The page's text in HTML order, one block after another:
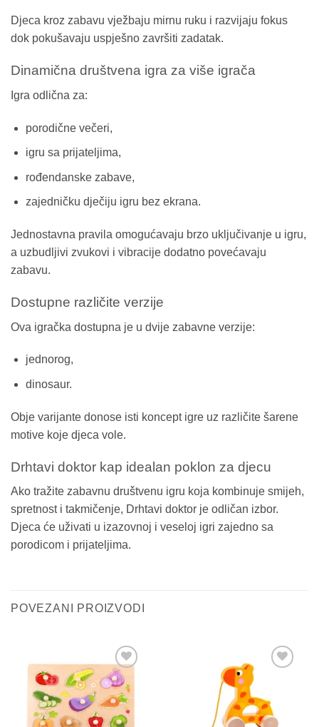
Djeca kroz zabavu vježbaju mirnu ruku i razvijaju fokus
dok pokušavaju uspješno završiti zadatak.
Dinamična društvena igra za više igrača
Igra odlična za:
porodične večeri,
igru sa prijateljima,
rođendanske zabave,
zajedničku dječiju igru bez ekrana.
Jednostavna pravila omogućavaju brzo uključivanje u igru,
a uzbudljivi zvukovi i vibracije dodatno povećavaju
zabavu.
Dostupne različite verzije
Ova igračka dostupna je u dvije zabavne verzije:
jednorog,
dinosaur.
Obje varijante donose isti koncept igre uz različite šarene
motive koje djeca vole.
Drhtavi doktor kap idealan poklon za djecu
Ako tražite zabavnu društvenu igru koja kombinuje smijeh,
spretnost i takmičenje, Drhtavi doktor je odličan izbor.
Djeca će uživati u izazovnoj i veseloj igri zajedno sa
porodicom i prijateljima.
POVEZANI PROIZVODI
Sačuvaj
proizvod